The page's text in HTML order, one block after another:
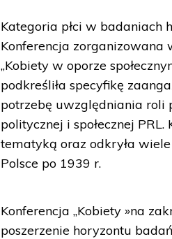
Kategoria płci w badaniach
Konferencja
„Kobiety w oporze
podkreśliła specyfikę
potrzebę uwzględniania roli
politycznej i społecznej
tematyką oraz odkryła
Polsce po 1939 r.
Konferencja „Kobiety »na
poszerzenie horyzontu